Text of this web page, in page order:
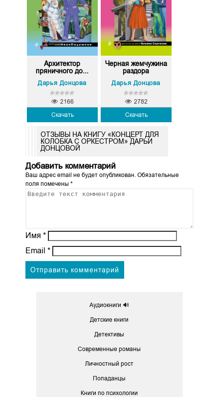
Архитектор
пряничного до...
Дарья Донцова
Скачать
2166
Черная жемчужина
раздора
Дарья Донцова
Скачать
2782
ОТЗЫВЫ НА КНИГУ «КОНЦЕРТ ДЛЯ
КОЛОБКА С ОРКЕСТРОМ» ДАРЬИ
ДОНЦОВОЙ
Добавить комментарий
Ваш адрес email не будет опубликован. Обязательные
поля помечены *
Имя *
Email *
Аудиокниги 🔊
Детские книги
Детективы
Современные романы
Личностный рост
Попаданцы
Книги по психологии